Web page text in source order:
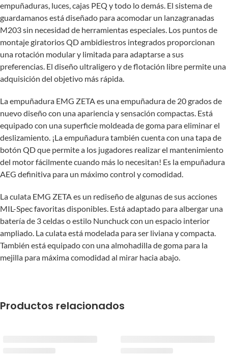
empuñaduras, luces, cajas PEQ y todo lo demás. El sistema de
guardamanos está diseñado para acomodar un lanzagranadas
M203 sin necesidad de herramientas especiales. Los puntos de
montaje giratorios QD ambidiestros integrados proporcionan
una rotación modular y limitada para adaptarse a sus
preferencias. El diseño ultraligero y de flotación libre permite una
adquisición del objetivo más rápida.
La empuñadura EMG ZETA es una empuñadura de 20 grados de
nuevo diseño con una apariencia y sensación compactas. Está
equipado con una superficie moldeada de goma para eliminar el
deslizamiento. ¡La empuñadura también cuenta con una tapa de
botón QD que permite a los jugadores realizar el mantenimiento
del motor fácilmente cuando más lo necesitan! Es la empuñadura
AEG definitiva para un máximo control y comodidad.
La culata EMG ZETA es un rediseño de algunas de sus acciones
MIL-Spec favoritas disponibles. Está adaptado para albergar una
batería de 3 celdas o estilo Nunchuck con un espacio interior
ampliado. La culata está modelada para ser liviana y compacta.
También está equipado con una almohadilla de goma para la
mejilla para máxima comodidad al mirar hacia abajo.
Productos relacionados